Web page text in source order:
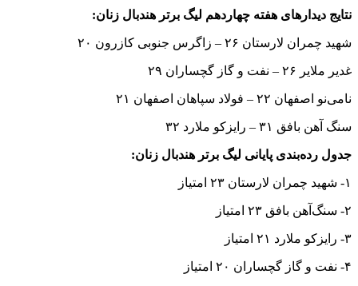
نتایج دیدارهای هفته چهاردهم لیگ برتر هندبال زنان:
شهید چمران لارستان ۲۶ – زاگرس جنوبی کازرون ۲۰
غدیر ملایر ۲۶ – نفت و گاز گچساران ۲۹
نامی‌نو اصفهان ۲۲ – فولاد سپاهان اصفهان ۲۱
سنگ آهن بافق ۳۱ – رایزکو ملارد ۳۲
جدول رده‌بندی پایانی لیگ برتر هندبال زنان:
۱- شهید چمران لارستان ۲۳ امتیاز
۲- سنگ‌آهن بافق ۲۳ امتیاز
۳- رایزکو ملارد ۲۱ امتیاز
۴- نفت و گاز گچساران ۲۰ امتیاز